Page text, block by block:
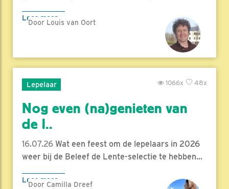
Lees meer
Door Louis van Oort
Lepelaar 48x
1066x
Nog even (na)genieten van
de l..
16.07.26 Wat een feest om de lepelaars in 2026
weer bij de Beleef de Lente-selectie te hebben...
Lees meer
Door Camilla Dreef